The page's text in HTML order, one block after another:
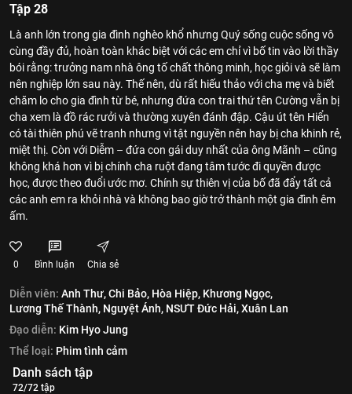
Tập 28
Là anh lớn trong gia đình nghèo khổ nhưng Quý sống cuộc sống vô
cùng đầy đủ, hoàn toàn khác biệt với các em chỉ vì bố tin vào lời thầy
bói rằng: trưởng nam nhà ông tố chất thông minh, học giỏi và sẽ làm
nên nghiệp lớn sau này. Thế nên, dù rất hiếu thảo với cha mẹ và biết
chăm lo cho gia đình từ bé, nhưng đứa con trai thứ tên Cường vẫn bị
cha xem là đồ rác rưởi và thường xuyên đánh đập. Cậu út tên Hiển
có tài thiên phú vẽ tranh nhưng vì tật nguyền nên hay bị cha khinh rẻ,
miệt thị. Còn với Diễm – đứa con gái duy nhất của ông Mãnh – cũng
không khá hơn vì bị chính cha ruột đang tâm tước đi quyền được
học, được theo đuổi ước mơ. Chính sự thiên vị của bố đã đẩy tất cả
các anh em ra khỏi nhà và không bao giờ trở thành một gia đình êm
ấm.
0 Bình luận Chia sẻ
Diễn viên: Anh Thư,Chi Bảo, Hòa Hiệp, Khương Ngọc,
Lương Thế Thành, Nguyệt Ánh, NSƯT Đức Hải,Xuân Lan
Đạo diễn: Kim Hyo Jung
Thể loại: Phim tình cảm
Danh sách tập
72/72 tập